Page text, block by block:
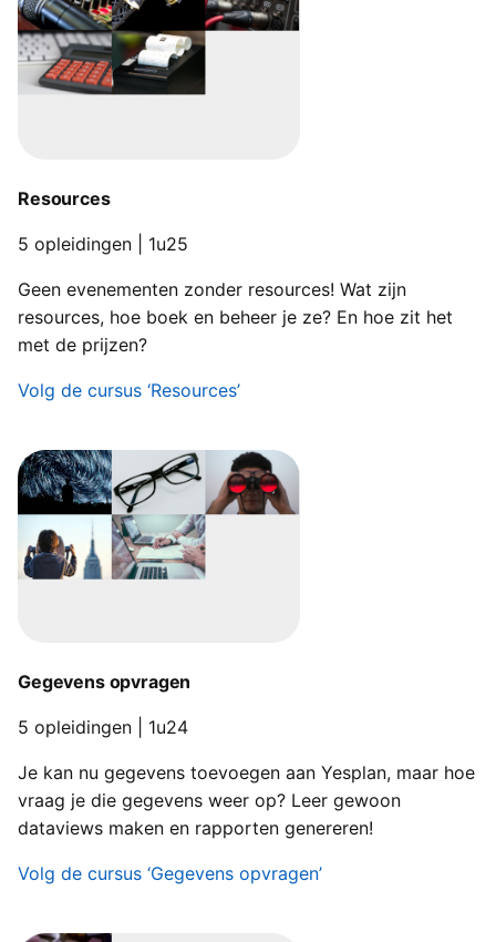
Resources
5 opleidingen | 1u25
Geen evenementen zonder resources! Wat zijn
resources, hoe boek en beheer je ze? En hoe zit het
met de prijzen?
Volg de cursus ‘Resources’
Gegevens opvragen
5 opleidingen | 1u24
Je kan nu gegevens toevoegen aan Yesplan, maar hoe
vraag je die gegevens weer op? Leer gewoon
dataviews maken en rapporten genereren!
Volg de cursus ‘Gegevens opvragen’